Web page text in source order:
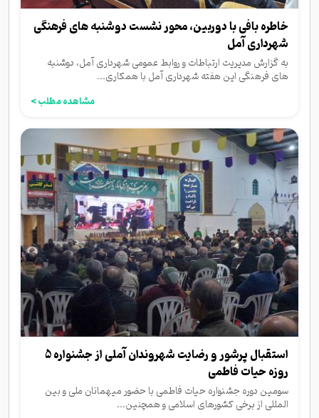
خاطره بافی با دوربین، محور نشست دوشنبه های فرهنگی
شهرداری آمل
به گزارش مدیریت ارتباطات و روابط عمومی شهرداری آمل، دوشنبه
های فرهنگی این هفته شهرداری آمل با همکاری...
مشاهده مطلب >
استقبال پرشور و رضایت شهروندان آملی از جشنواره 5
روزه حیات فاطمی
سومین دوره جشنواره حیات فاطمی با حضور میهمانان ملی و بین
المللی از برخی کشورهای اسلامی و همچنین...